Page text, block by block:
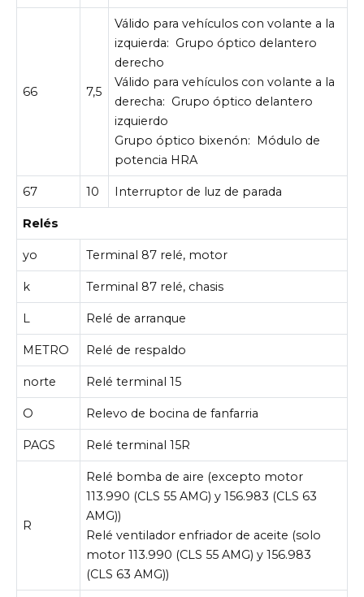
66 7,5
Válido para vehículos con volante a la
izquierda: Grupo óptico delantero
derecho
Válido para vehículos con volante a la
derecha: Grupo óptico delantero
izquierdo
Grupo óptico bixenón: Módulo de
potencia HRA
67 10 Interruptor de luz de parada
Relés
yo Terminal 87 relé, motor
k Terminal 87 relé, chasis
L Relé de arranque
METRO Relé de respaldo
norte Relé terminal 15
O Relevo de bocina de fanfarria
PAGS Relé terminal 15R
R
Relé bomba de aire (excepto motor
113.990 (CLS 55 AMG) y 156.983 (CLS 63
AMG))
Relé ventilador enfriador de aceite (solo
motor 113.990 (CLS 55 AMG) y 156.983
(CLS 63 AMG))